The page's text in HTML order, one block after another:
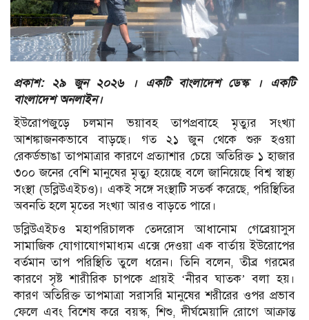
প্রকাশ: ২৯ জুন ২০২৬ । একটি বাংলাদেশ ডেস্ক । একটি
বাংলাদেশ অনলাইন।
ইউরোপজুড়ে চলমান ভয়াবহ তাপপ্রবাহে মৃত্যুর সংখ্যা
আশঙ্কাজনকভাবে বাড়ছে। গত ২১ জুন থেকে শুরু হওয়া
রেকর্ডভাঙা তাপমাত্রার কারণে প্রত্যাশার চেয়ে অতিরিক্ত ১ হাজার
৩০০ জনের বেশি মানুষের মৃত্যু হয়েছে বলে জানিয়েছে বিশ্ব স্বাস্থ্য
সংস্থা (ডব্লিউএইচও)। একই সঙ্গে সংস্থাটি সতর্ক করেছে, পরিস্থিতির
অবনতি হলে মৃতের সংখ্যা আরও বাড়তে পারে।
ডব্লিউএইচও মহাপরিচালক তেদরোস আধানোম গেব্রেয়াসুস
সামাজিক যোগাযোগমাধ্যম এক্সে দেওয়া এক বার্তায় ইউরোপের
বর্তমান তাপ পরিস্থিতি তুলে ধরেন। তিনি বলেন, তীব্র গরমের
কারণে সৃষ্ট শারীরিক চাপকে প্রায়ই ‘নীরব ঘাতক’ বলা হয়।
কারণ অতিরিক্ত তাপমাত্রা সরাসরি মানুষের শরীরের ওপর প্রভাব
ফেলে এবং বিশেষ করে বয়স্ক, শিশু, দীর্ঘমেয়াদি রোগে আক্রান্ত